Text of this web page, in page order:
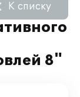
8"
К списку